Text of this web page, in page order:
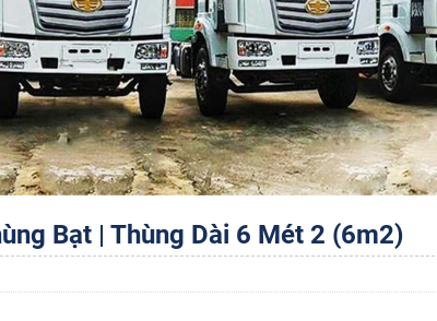
Bạt | Thùng Dài 6 Mét 2 (6m2)